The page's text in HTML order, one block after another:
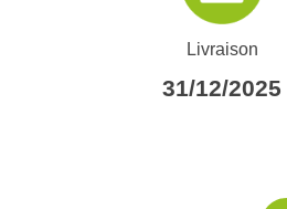
Livraison
31/12/2025